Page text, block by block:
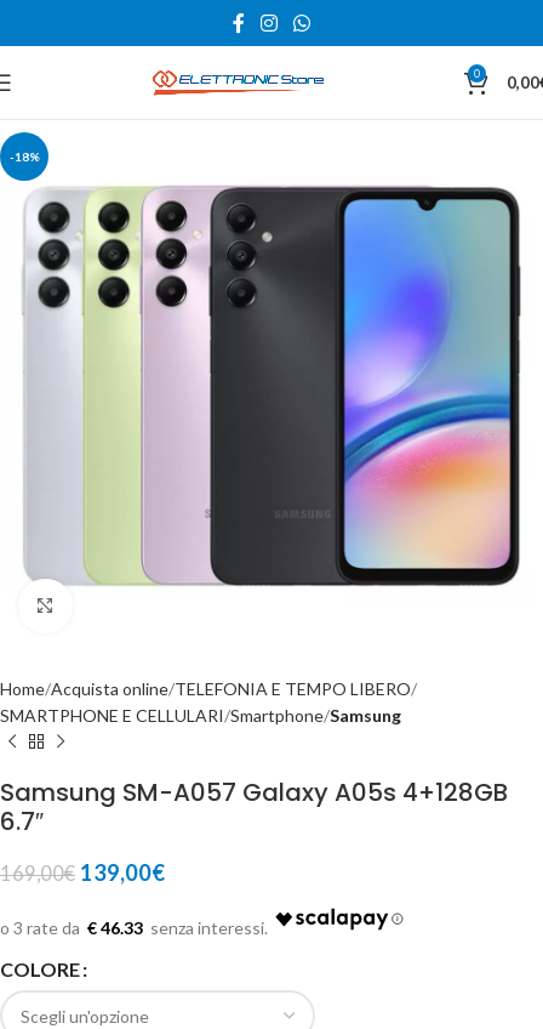
0 0,00
-18%
Home Acquista online TELEFONIA E TEMPO LIBERO
SMARTPHONE E CELLULARI Smartphone Samsung
Samsung SM-A057 Galaxy A05s 4+128GB
6.7″
169,00€ 139,00€
€ 46.33
COLORE